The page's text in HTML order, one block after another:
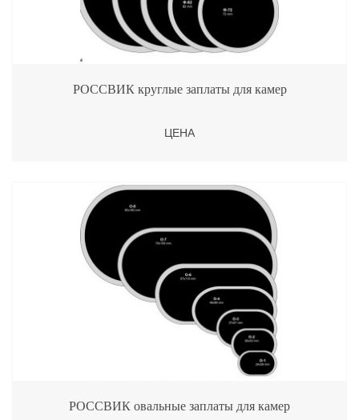
РОССВИК круглые заплаты для камер
ЦЕНА
РОССВИК овальные заплаты для камер